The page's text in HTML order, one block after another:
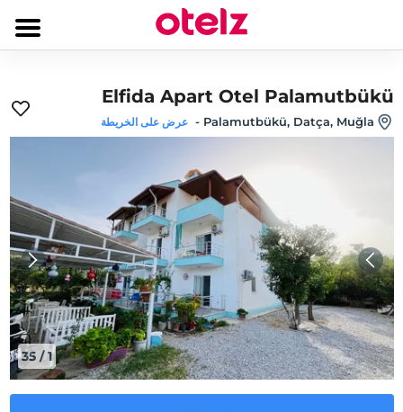
Elfida Apart Otel Palamutbükü
Palamutbükü, Datça, Muğla
- عرض على الخريطة
1
/
35